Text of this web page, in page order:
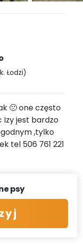
Łodzi)
🙁 one często
jest bardzo
,tylko
tel 506 761 221
psy